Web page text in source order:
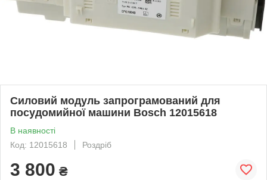
Силовий модуль запрограмований для
посудомийної машини Bosch 12015618
В наявності
Код: 12015618
Роздріб
3 800 ₴